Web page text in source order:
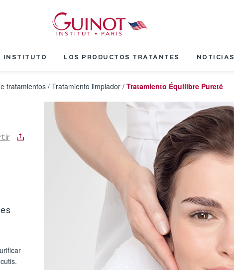
INSTITUTO LOS PRODUCTOS TRATANTES NOTICIAS
tratamientos / Tratamiento limpiador / Tratamiento Équilibre Pureté